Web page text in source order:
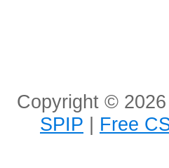
Copyright ©
SPIP | Free